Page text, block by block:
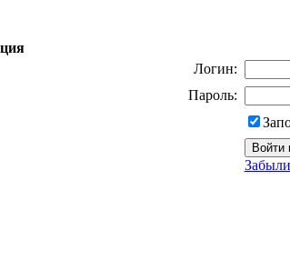
Логин:
Пароль: